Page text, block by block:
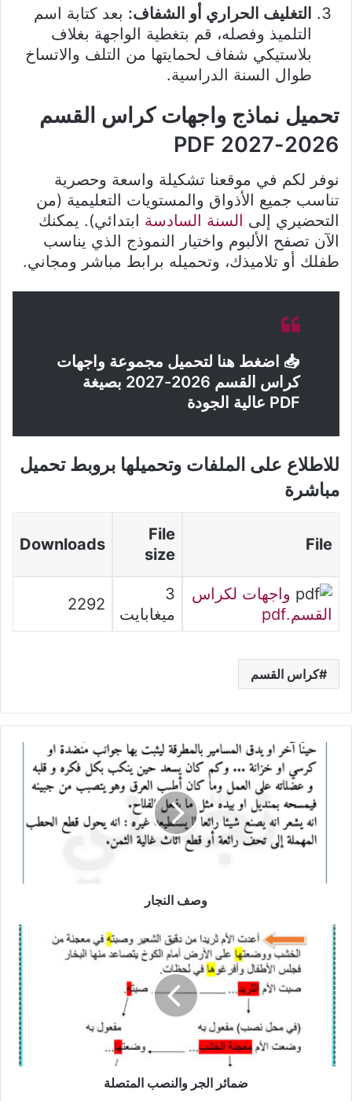
التغليف الحراري أو الشفاف: بعد كتابة اسم
التلميذ وفصله، قم بتغطية الواجهة بغلاف
بلاستيكي شفاف لحمايتها من التلف والاتساخ
طوال السنة الدراسية.
تحميل نماذج واجهات كراس القسم
2026-2027 PDF
نوفر لكم في موقعنا تشكيلة واسعة وحصرية
تناسب جميع الأذواق والمستويات التعليمية (من
التحضيري إلى السنة السادسة ابتدائي). يمكنك
الآن تصفح الألبوم واختيار النموذج الذي يناسب
طفلك أو تلاميذك، وتحميله برابط مباشر ومجاني.
📥 اضغط هنا لتحميل مجموعة واجهات
كراس القسم 2026-2027 بصيغة
PDF عالية الجودة
للاطلاع على الملفات وتحميلها بروبط تحميل
مباشرة
File
File
size
Downloads
واجهات لكراس
القسم.pdf
3
ميغابايت
2292
كراس القسم
وصف النجار
ضمائر
الجر
والنصب
المتصلة
ضمائر الجر والنصب المتصلة